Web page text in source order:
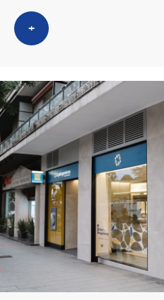
+